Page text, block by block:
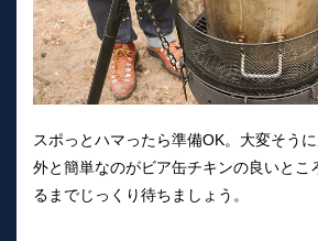
スポっとハマったら準備OK。大変そう
外と簡単なのがビア缶チキンの良いとこ
るまでじっくり待ちましょう。